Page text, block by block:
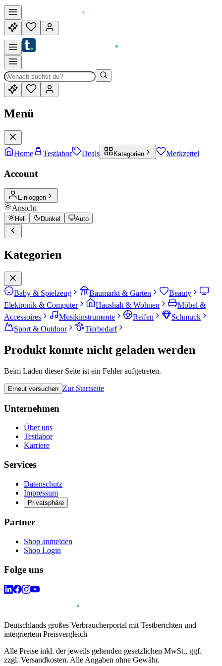
Menü
Home Testlabor Deals Kategorien Merkzettel
Account
Einloggen
Ansicht
Hell Dunkel Auto
Kategorien
Baby & Spielzeug Baumarkt & Garten
Beauty
Elektronik & Computer
Haushalt & Wohnen
Möbel &
Accessoires
Musikinstrumente Reifen
Schmuck
Sport & Outdoor
Tierbedarf
Produkt konnte nicht geladen werden
Beim Laden dieser Seite ist ein Fehler aufgetreten.
Erneut versuchen Zur Startseite
Unternehmen
Über uns
Testlabor
Karriere
Services
Datenschutz
Impressum
Privatsphäre
Partner
Shop anmelden
Shop Login
Folge uns
Deutschlands großes Verbraucherportal mit Testberichten und
integriertem Preisvergleich
Alle Preise inkl. der jeweils geltenden gesetzlichen MwSt., ggf.
zzgl. Versandkosten. Alle Angaben ohne Gewähr.